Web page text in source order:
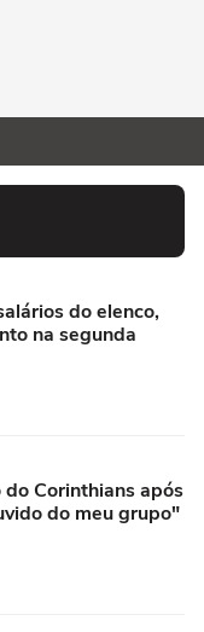
do elenco,
na segunda
Corinthians após
do meu grupo"